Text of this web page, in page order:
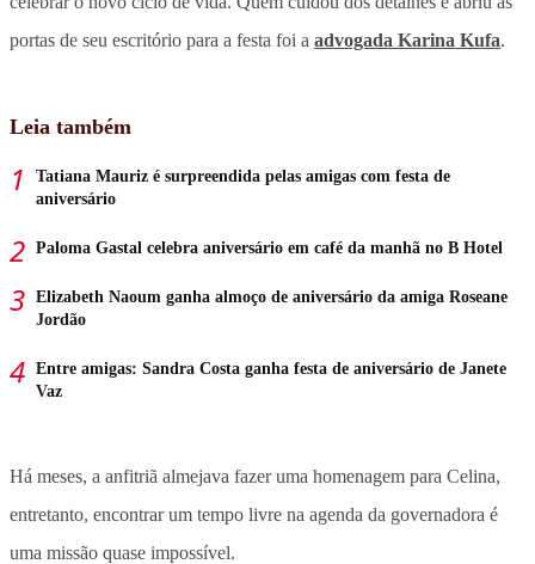
portas de seu escritório para a festa foi a advogada Karina Kufa.
Leia também
Tatiana Mauriz é surpreendida pelas amigas com festa de
aniversário
Paloma Gastal celebra aniversário em café da manhã no B Hotel
Elizabeth Naoum ganha almoço de aniversário da amiga Roseane
Jordão
Entre amigas: Sandra Costa ganha festa de aniversário de Janete
Vaz
Há meses, a anfitriã almejava fazer uma homenagem para Celina,
entretanto, encontrar um tempo livre na agenda da governadora é
uma missão quase impossível.